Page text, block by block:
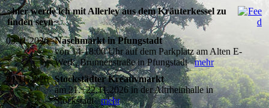
~hier werde ich mit Allerley aus dem Kräuterkessel zu
finden seyn~
03.11.2026 Naschmarkt in Pfungstadt
von 14-18:00 Uhr auf dem Parkplatz am Alten E-
Werk, Brunnenstraße in Pfungstadtmehr
21.11.2026 Stockstädter Kreativmarkt
am 21.+22.11.2026 in der Altrheinhalle in
Stockstadtmehr